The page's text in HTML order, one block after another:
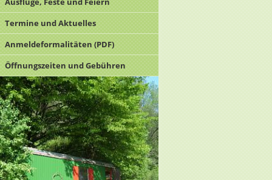
Termine und Aktuelles
Anmeldeformalitäten (PDF)
Öffnungszeiten und Gebühren